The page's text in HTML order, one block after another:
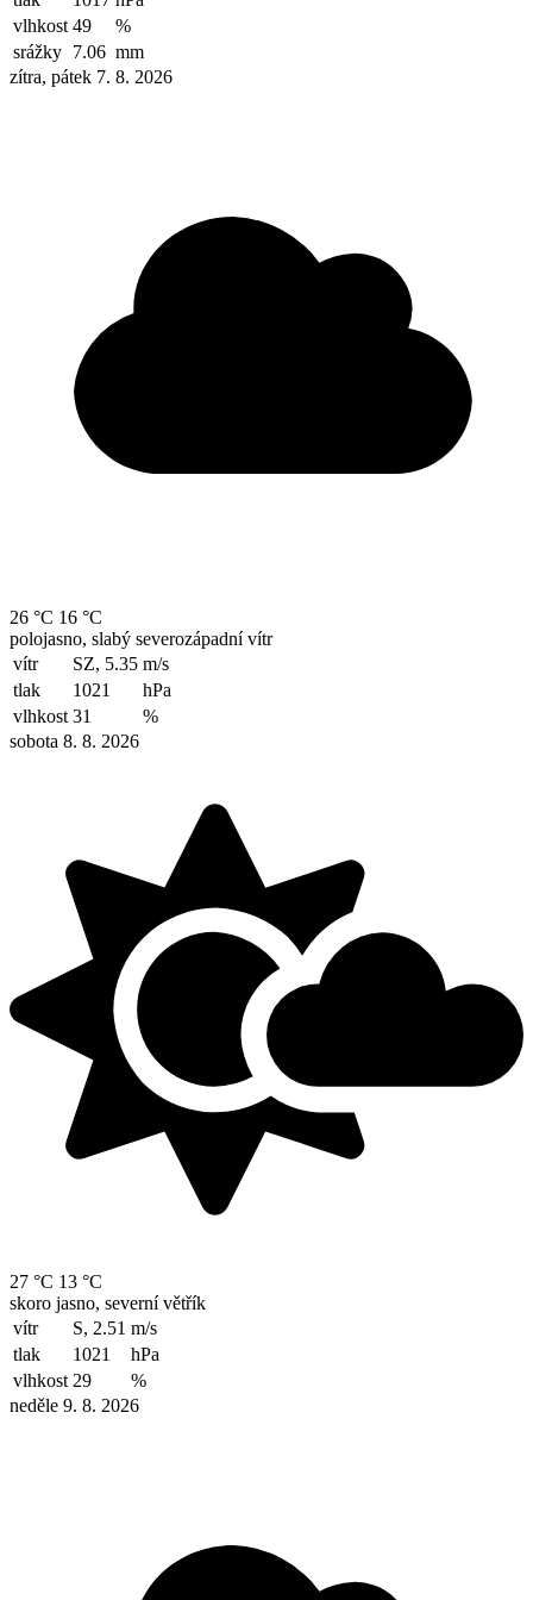
vlhkost 49
%
srážky 7.06 mm
zítra, pátek 7. 8. 2026
26 °C 16 °C
polojasno, slabý severozápadní vítr
vítr
SZ, 5.35 m/s
tlak
1021
hPa
vlhkost 31
%
sobota 8. 8. 2026
27 °C 13 °C
skoro jasno, severní větřík
vítr
S, 2.51 m/s
tlak
1021
hPa
vlhkost 29
%
neděle 9. 8. 2026